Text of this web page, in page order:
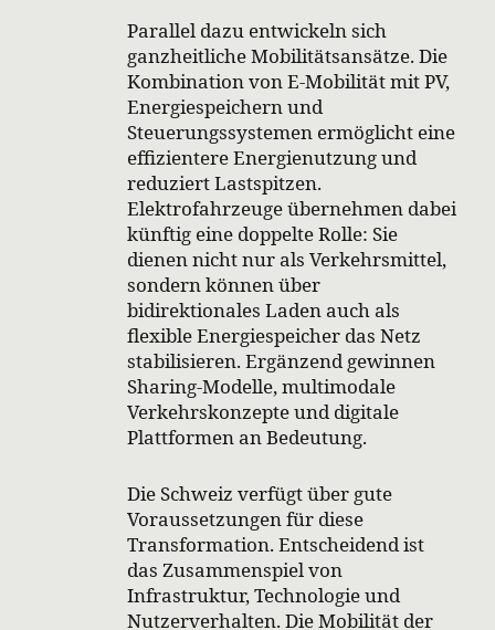
Parallel dazu entwickeln sich
ganzheitliche Mobilitätsansätze. Die
Kombination von E-Mobilität mit PV,
Energiespeichern und
Steuerungssystemen ermöglicht eine
effizientere Energienutzung und
reduziert Lastspitzen.
Elektrofahrzeuge übernehmen dabei
künftig eine doppelte Rolle: Sie
dienen nicht nur als Verkehrsmittel,
sondern können über
bidirektionales Laden auch als
flexible Energiespeicher das Netz
stabilisieren. Ergänzend gewinnen
Sharing-Modelle, multimodale
Verkehrskonzepte und digitale
Plattformen an Bedeutung.
Die Schweiz verfügt über gute
Voraussetzungen für diese
Transformation. Entscheidend ist
das Zusammenspiel von
Infrastruktur, Technologie und
Nutzerverhalten. Die Mobilität der